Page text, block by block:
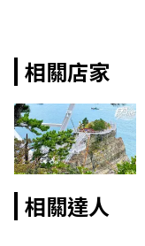
相關店家
相關達人